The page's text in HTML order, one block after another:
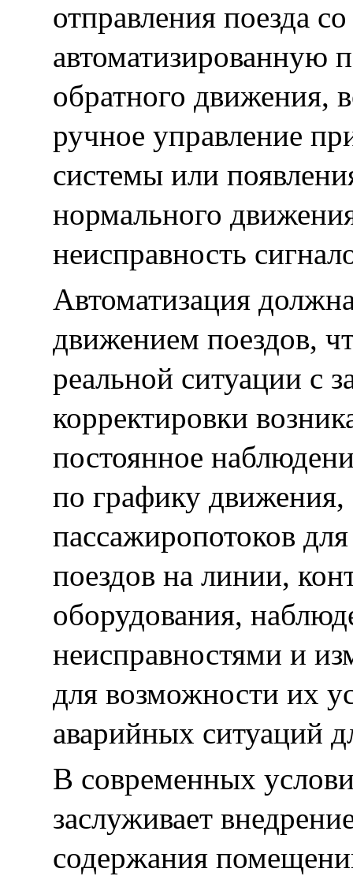
отправления поезда
автоматизированную
обратного движения,
ручное управление
системы или
нормального
неисправность
Автоматизация
движением поездов,
реальной ситуации с
корректировки
постоянное
по графику движения,
пассажиропотоков
поездов на линии,
оборудования,
неисправностями и
для возможности их
аварийных ситуаций
В современных
заслуживает
содержания